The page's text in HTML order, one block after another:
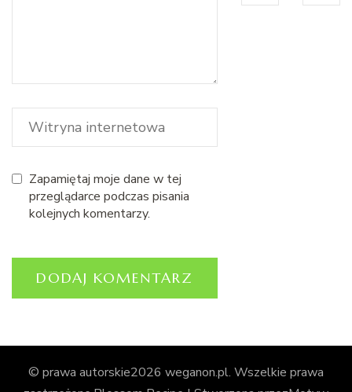
Zapamiętaj moje dane w tej
przeglądarce podczas pisania
kolejnych komentarzy.
© prawa autorskie2026 weganon.pl. Wszelkie prawa